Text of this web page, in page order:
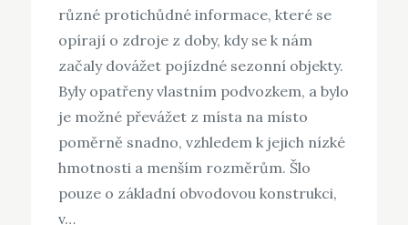
různé protichůdné informace, které se
opírají o zdroje z doby, kdy se k nám
začaly dovážet pojízdné sezonní objekty.
Byly opatřeny vlastním podvozkem, a bylo
je možné převážet z místa na místo
poměrně snadno, vzhledem k jejich nízké
hmotnosti a menším rozměrům. Šlo
pouze o základní obvodovou konstrukci,
v…